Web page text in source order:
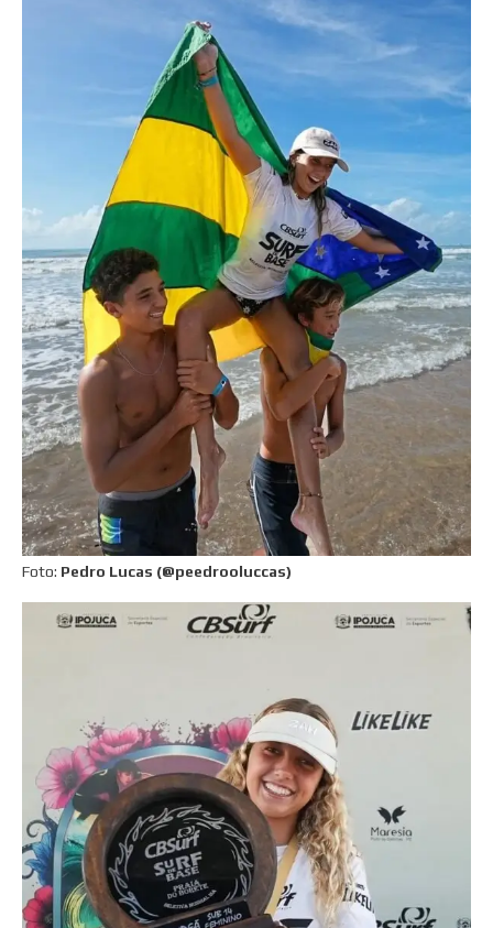
Foto: Pedro Lucas (@peedrooluccas)